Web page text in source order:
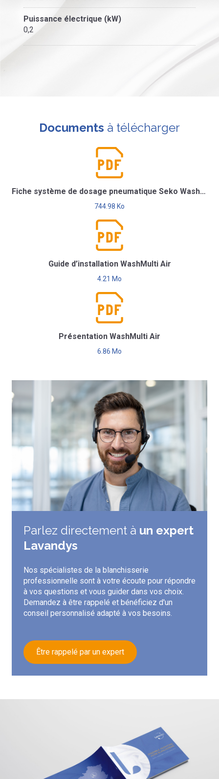
Puissance électrique (kW)
0,2
Documents à télécharger
Fiche système de dosage pneumatique Seko WashMulti Air
744.98 Ko
Guide d’installation WashMulti Air
4.21 Mo
Présentation WashMulti Air
6.86 Mo
Parlez directement à un expert
Lavandys
Nos spécialistes de la blanchisserie
professionnelle sont à votre écoute pour répondre
à vos questions et vous guider dans vos choix.
Demandez à être rappelé et bénéficiez d'un
conseil personnalisé adapté à vos besoins.
Être rappelé par un expert